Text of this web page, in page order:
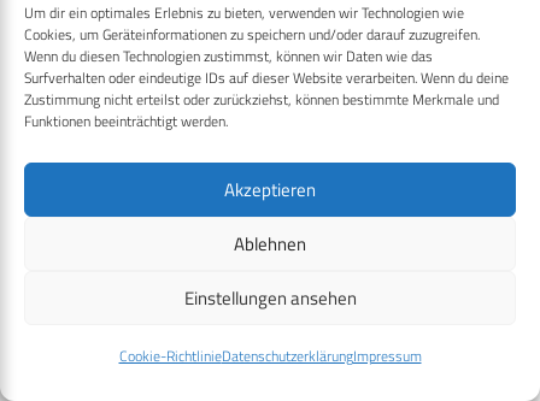
Um dir ein optimales Erlebnis zu bieten, verwenden wir Technologien wie
Cookies, um Geräteinformationen zu speichern und/oder darauf zuzugreifen.
Wenn du diesen Technologien zustimmst, können wir Daten wie das
Surfverhalten oder eindeutige IDs auf dieser Website verarbeiten. Wenn du deine
Zustimmung nicht erteilst oder zurückziehst, können bestimmte Merkmale und
Funktionen beeinträchtigt werden.
Akzeptieren
Ablehnen
Einstellungen ansehen
Cookie-RichtlinieDatenschutzerklärungImpressum
Funktionalität geprüft und in den entsprechenden
Zustandscode gebucht. Sie stehen dann für den Einbau in
ein anderes System zur Verfügung. Erst im Anschluss an
diese Maßnahmen erfolgt die Überführung des
Auswertergebnisse als Grundlage für
wertet das LogKdoBw in engem Zusammenwirken mit dem